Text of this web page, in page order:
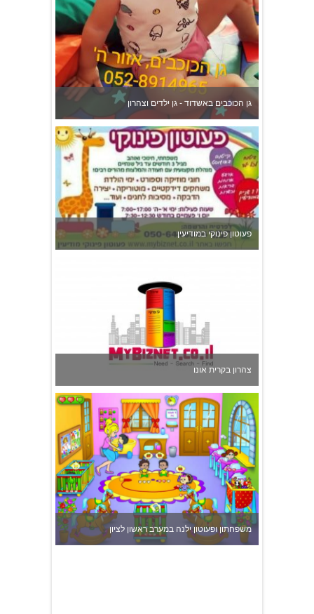
גן הכוכבים באשדוד - גן ילדים וצהרון
פעוטון פינוקי במודיעין
צהרון בקרית אונו
משפחתון ופעוטון ילנה במערב ראשון לציון